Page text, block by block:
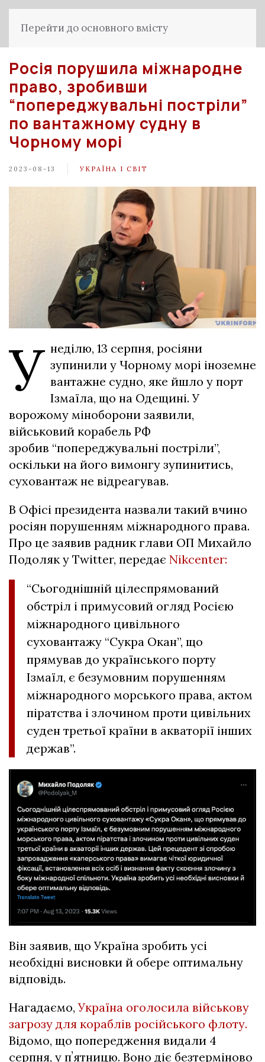
Перейти до основного вмісту
Росія порушила міжнародне
право, зробивши
“попереджувальні постріли”
по вантажному судну в
Чорному морі
2023-08-13 УКРАЇНА І СВІТ
У неділю, 13 серпня, росіяни
зупинили у Чорному морі іноземне
вантажне судно, яке йшло у порт
Ізмаїла, що на Одещині. У
ворожому міноборони заявили,
військовий корабель РФ
зробив “попереджувальні постріли”,
оскільки на його вимонгу зупинитись,
суховантаж не відреагував.
В Офісі президента назвали такий вчино
росіян порушенням міжнародного права.
Про це заявив радник глави ОП Михайло
Подоляк у Twitter, передає Nikcenter:
“Сьогоднішній цілеспрямований
обстріл і примусовий огляд Росією
міжнародного цивільного
суховантажу “Сукра Окан”, що
прямував до українського порту
Ізмаїл, є безумовним порушенням
міжнародного морського права, актом
піратства і злочином проти цивільних
суден третьої країни в акваторії інших
держав”.
Він заявив, що Україна зробить усі
необхідні висновки й обере оптимальну
відповідь.
Нагадаємо,Україна оголосила військову
загрозу для кораблів російського флоту.
Відомо, що попередження видали 4
серпня, у пʼятницю. Воно діє безтерміново